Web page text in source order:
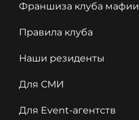
Франшиза клуба мафии
Правила клуба
Наши резиденты
Для СМИ
Для Event-агентств